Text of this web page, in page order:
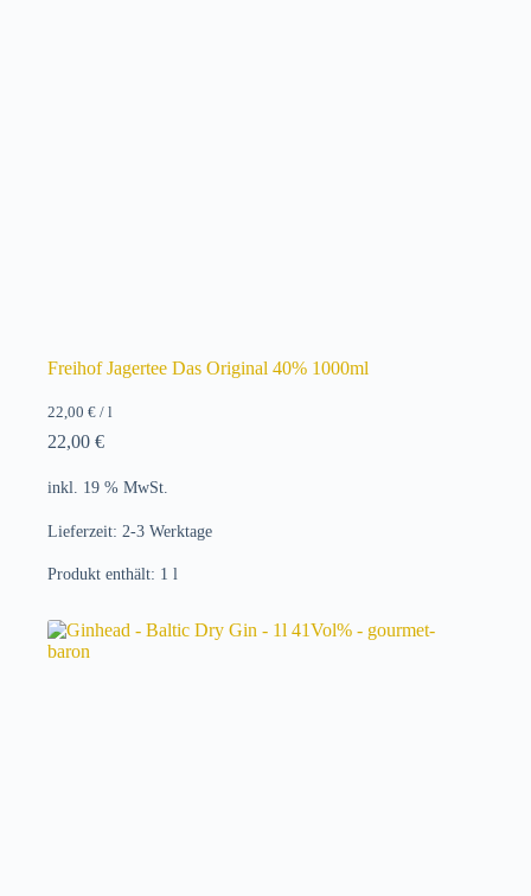
Freihof Jagertee Das Original 40% 1000ml
22,00 € / l
22,00 €
inkl. 19 % MwSt.
Lieferzeit: 2-3 Werktage
Produkt enthält: 1 l